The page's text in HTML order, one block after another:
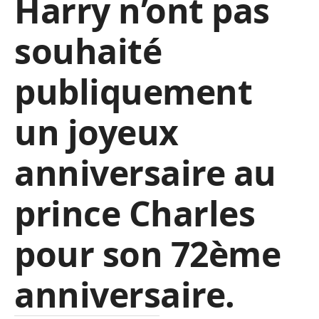
Harry n’ont pas
souhaité
publiquement
un joyeux
anniversaire au
prince Charles
pour son 72ème
anniversaire.